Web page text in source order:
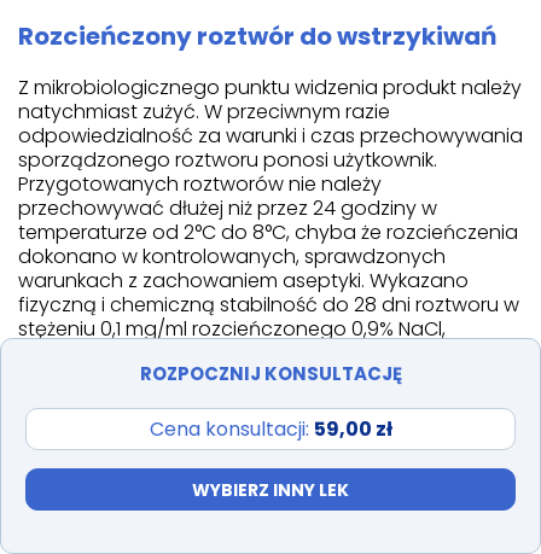
Rozcieńczony roztwór do wstrzykiwań
Z mikrobiologicznego punktu widzenia produkt należy
natychmiast zużyć. W przeciwnym razie
odpowiedzialność za warunki i czas przechowywania
sporządzonego roztworu ponosi użytkownik.
Przygotowanych roztworów nie należy
przechowywać dłużej niż przez 24 godziny w
temperaturze od 2°C do 8°C, chyba że rozcieńczenia
dokonano w kontrolowanych, sprawdzonych
warunkach z zachowaniem aseptyki. Wykazano
fizyczną i chemiczną stabilność do 28 dni roztworu w
stężeniu 0,1 mg/ml rozcieńczonego 0,9% NaCl,
pokojowej, z dostępem i bez dostępu światła.
Instrukcja dotycząca przygotowania
leku do stosowania
Przed podaniem Alexan należy rozcieńczyć 0,9%
ROZPOCZNIJ KONSULTACJĘ
Cena konsultacji: 59,00 zł
WYBIERZ INNY LEK